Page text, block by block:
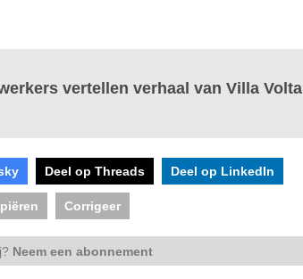
vertellen verhaal van Villa Volta
Deel op Threads Deel op LinkedIn
Corrigeer
Neem een abonnement